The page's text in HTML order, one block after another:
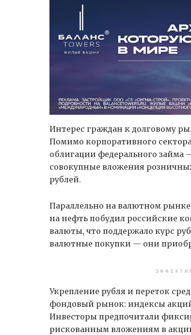
Интерес граждан к долговому
Помимо корпоративного
облигации федерального займа
совокупные вложения
рублей.
Параллельно на валютном
на нефть побудил российские
валюты, что поддержало курс
валютные покупки — они
Укрепление рубля и переток
фондовый рынок: индексы
Инвесторы предпочитали
рискованным вложениям в